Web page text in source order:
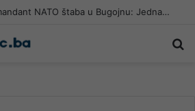
Zukan Helez i komandant NATO štaba u Bugojnu: Jedna od tema i Titova vila Gorica